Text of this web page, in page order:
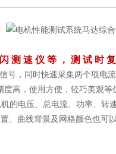
测 速 仪 等 ， 测 试 时 复
号，同时快速采集两个项电流
高，使用方便，轻巧美观等
的电压、总电流、功率、转
、曲线背景及网格颜色也可